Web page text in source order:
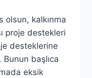
olsun, kalkınma
proje destekleri
desteklerine
başlıca
eksik